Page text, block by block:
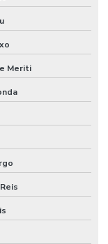
terceirizada
Meriti